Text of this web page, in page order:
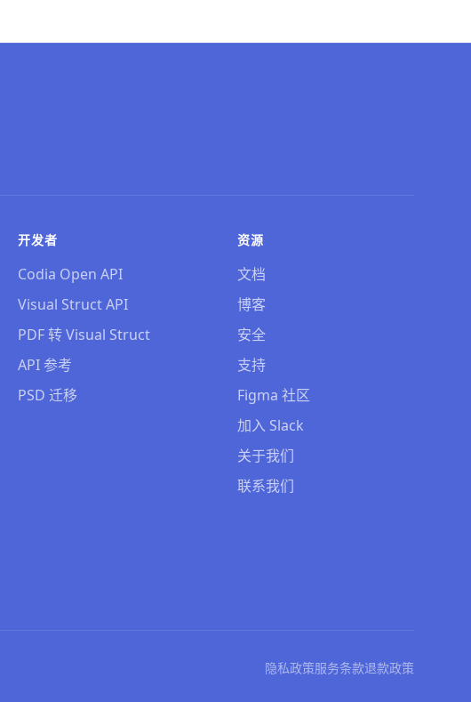
开发者
Codia Open API
Visual Struct API
PDF 转 Visual Struct
API 参考
PSD 迁移
资源
文档
博客
安全
支持
Figma 社区
加入 Slack
关于我们
联系我们
隐私政策服务条款退款政策